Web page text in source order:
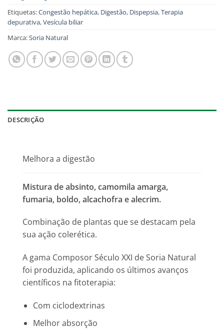
Etiquetas:Congestão hepática, Digestão, Dispepsia,Terapia
depurativa,Vesícula biliar
Marca:Soria Natural
DESCRIÇÃO
Melhora a digestão
Mistura de absinto, camomila amarga,
fumaria, boldo, alcachofra e alecrim.
Combinação de plantas que se destacam pela
sua ação colerética.
A gama Composor Século XXI de Soria Natural
foi produzida, aplicando os últimos avanços
científicos na fitoterapia:
Com ciclodextrinas
Melhor absorção